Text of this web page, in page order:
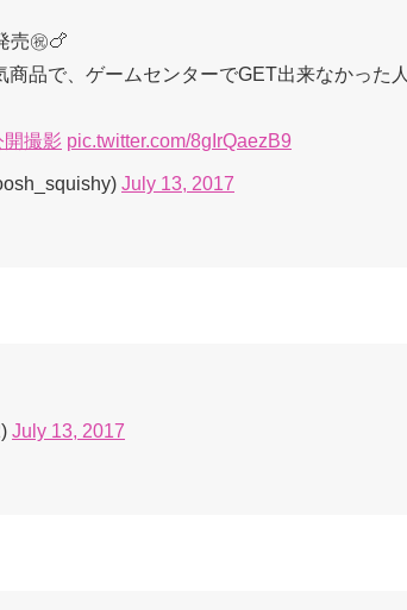
売㊗️🍗
品で、ゲームセンターでGET出来なかった
撮影 pic.twitter.com/8gIrQaezB9
July 13, 2017
July 13, 2017